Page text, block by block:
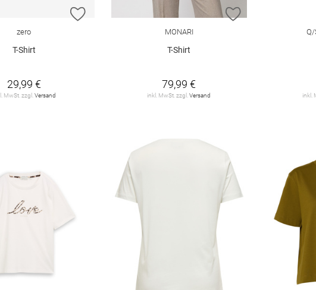
ZUR WUNSCHLISTE HINZUFÜGEN
zero
T-Shirt
29,99 €
MwSt. zzgl. Versand
ZUR
MONARI
T-Shirt
79,99 €
inkl. MwSt. zzgl.Versand
Q/
inkl.